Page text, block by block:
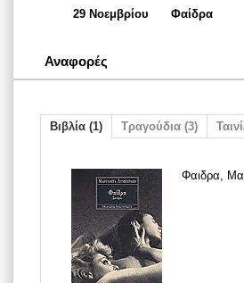
29 Νοεμβρίου Φαίδρα
Αναφορές
Βιβλία (1) Τραγούδια (3)
Φαιδρα,